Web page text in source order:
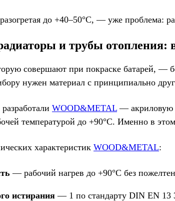
до +40–50°С, — уже проблема:
и трубы отопления:
совершают при покраске батарей, —
нужен материал с принципиально
WOOD&METAL — акриловую
температурой до +90°С. Именно в
характеристик WOOD&METAL:
— рабочий нагрев до +90°С без
истирания— 1 по стандарту DIN EN 13